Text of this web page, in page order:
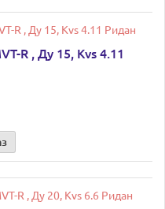
R , Ду 15, Kvs 4.11